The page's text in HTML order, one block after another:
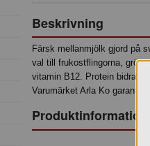
Beskrivning
Färsk mellanmjölk gjord på
val till frukostflingorna,
vitamin B12. Protein bidrar
Varumärket Arla Ko
Produktinformation